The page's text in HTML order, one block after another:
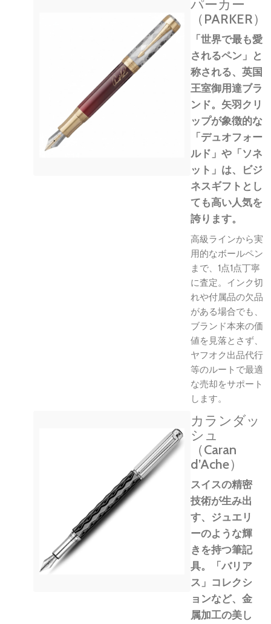
パーカー
（PARKER）
「世界で最も愛
されるペン」と
称される、英国
王室御用達ブラ
ンド。矢羽クリ
ップが象徴的な
「デュオフォー
ルド」や「ソネ
ット」は、ビジ
ネスギフトとし
ても高い人気を
誇ります。
高級ラインから実
用的なボールペン
まで、1点1点丁寧
に査定。インク切
れや付属品の欠品
がある場合でも、
ブランド本来の価
値を見落とさず、
ヤフオク出品代行
等のルートで最適
な売却をサポート
します。
カランダッ
シュ
（Caran
d’Ache）
スイスの精密
技術が生み出
す、ジュエリ
ーのような輝
きを持つ筆記
具。「バリア
ス」コレクシ
ョンなど、金
属加工の美し